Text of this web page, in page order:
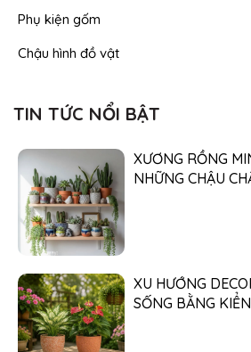
Phụ kiện gốm
Chậu hình đồ vật
TIN TỨC NỔI BẬT
XƯƠNG RỒNG
NHỮNG CHẬU
XU HƯỚNG
SỐNG BẰNG